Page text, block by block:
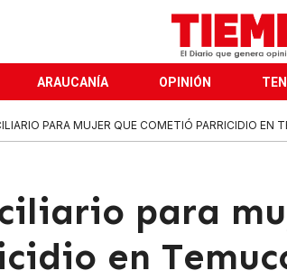
ARAUCANÍA OPINIÓN
PARA MUJER QUE COMETIÓ PARRICIDIO EN
para
en